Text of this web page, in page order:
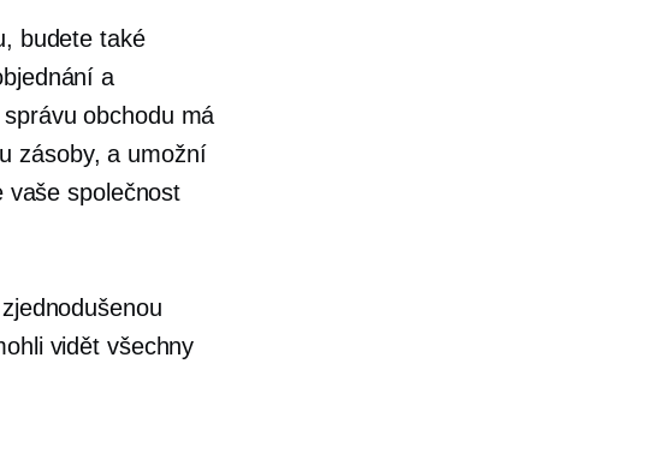
budete také
a
obchodu má
zásoby, a umožní
vaše společnost
vidět všechny